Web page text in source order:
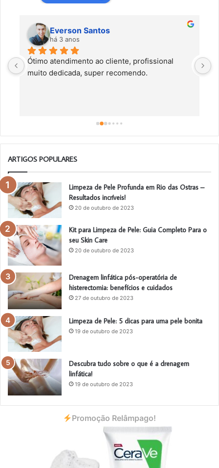
Everson Santos
há 3 anos
Ótimo atendimento ao cliente, profissional
muito dedicada, super recomendo.
ARTIGOS POPULARES
Limpeza de Pele Profunda em Rio das Ostras –
Resultados incríveis!
20 de outubro de 2023
Kit para Limpeza de Pele: Guia Completo Para o
seu Skin Care
20 de outubro de 2023
Drenagem linfática pós-operatória de
histerectomia: benefícios e cuidados
27 de outubro de 2023
Limpeza de Pele: 5 dicas para uma pele bonita
19 de outubro de 2023
Descubra tudo sobre o que é a drenagem
linfática!
19 de outubro de 2023
Promoção Relâmpago!